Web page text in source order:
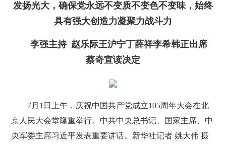
发扬光大，确保党永远不变质不变色不变味，始终
具有强大创造力凝聚力战斗力
李强主持 赵乐际王沪宁丁薛祥李希韩正出席
蔡奇宣读决定
7月1日上午，庆祝中国共产党成立105周年大会在北
京人民大会堂隆重举行。中共中央总书记、国家主席、中
央军委主席习近平发表重要讲话。新华社记者 姚大伟 摄